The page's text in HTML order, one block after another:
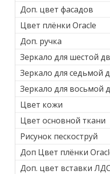
Доп. цвет фасадов
Цвет плёнки Oracle
Доп. ручка
Зеркало для шестой
Зеркало для седьмой
Зеркало для восьмой
Цвет кожи
Цвет основной ткани
Рисунок пескоструй
Доп Цвет плёнки
Доп. цвет вставки